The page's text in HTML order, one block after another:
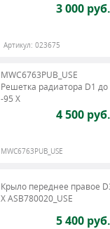
3 000 руб.
Артикул: 023675
MWC6763PUB_USE
Решетка радиатора D1 до
-95 X
4 500 руб.
MWC6763PUB_USE
Крыло переднее правое
X ASB780020_USE
5 400 руб.